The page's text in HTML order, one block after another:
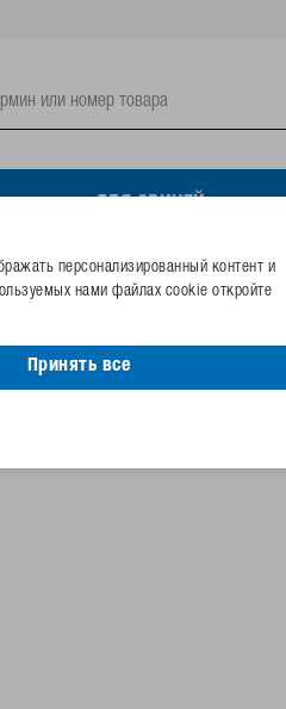
персонализированный контент и
нами файлах cookie откройте
Принять все